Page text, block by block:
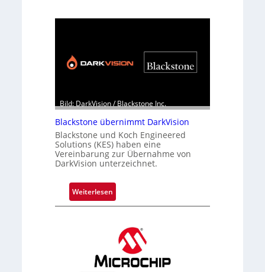
Bild: DarkVision / Blackstone Inc.
Blackstone übernimmt DarkVision
Blackstone und Koch Engineered
Solutions (KES) haben eine
Vereinbarung zur Übernahme von
DarkVision unterzeichnet.
Weiterlesen:
B
s